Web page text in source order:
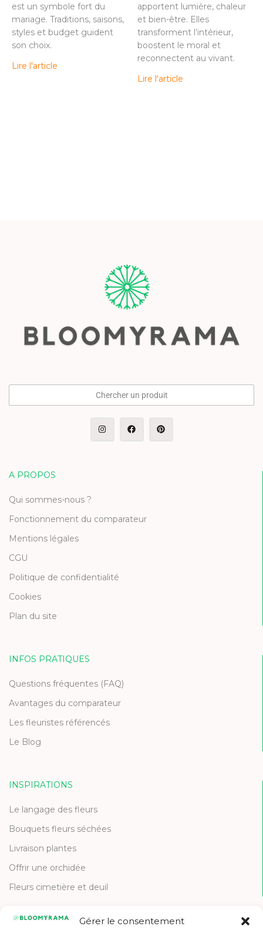
Gérer le consentement
est un symbole fort du
mariage. Traditions, saisons,
styles et budget guident
son choix.
Lire l'article
apportent lumière, chaleur
et bien-être. Elles
transforment l’intérieur,
boostent le moral et
reconnectent au vivant.
Lire l'article
Chercher un produit
A PROPOS
Qui sommes-nous ?
Fonctionnement du comparateur
Mentions légales
CGU
Politique de confidentialité
Cookies
Plan du site
INFOS PRATIQUES
Questions fréquentes (FAQ)
Avantages du comparateur
Les fleuristes référencés
Le Blog
INSPIRATIONS
Le langage des fleurs
Bouquets fleurs séchées
Livraison plantes
Offrir une orchidée
Fleurs cimetière et deuil